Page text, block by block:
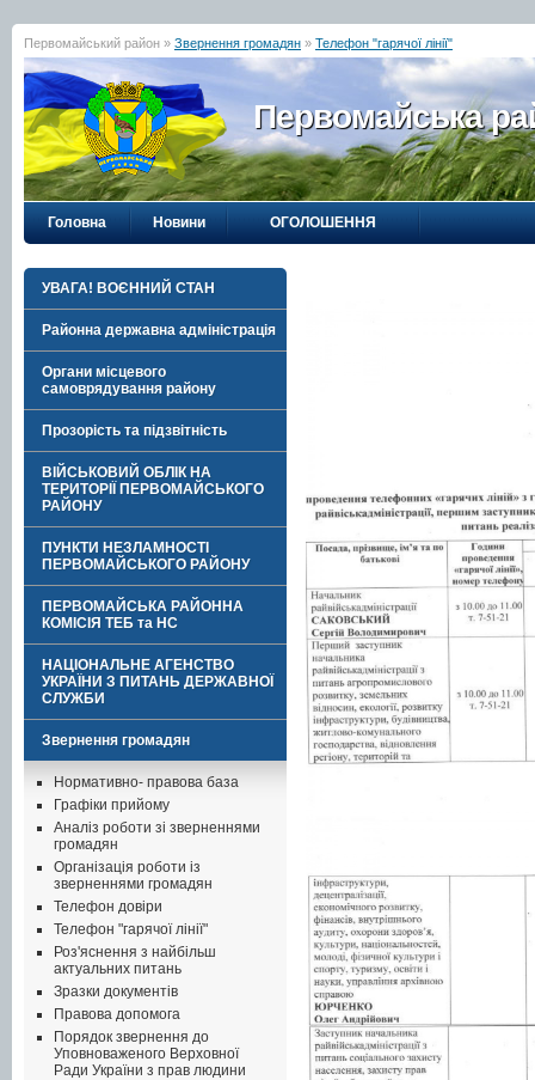
Первомайський район » Звернення громадян » Телефон "гарячої лінії"
Первомайська
Головна Новини ОГОЛОШЕННЯ
УВАГА! ВОЄННИЙ СТАН
Районна державна адміністрація
Органи місцевого
самоврядування району
Прозорість та підзвітність
ВІЙСЬКОВИЙ ОБЛІК НА
ТЕРИТОРІЇ ПЕРВОМАЙСЬКОГО
РАЙОНУ
ПУНКТИ НЕЗЛАМНОСТІ
ПЕРВОМАЙСЬКОГО РАЙОНУ
ПЕРВОМАЙСЬКА РАЙОННА
КОМІСІЯ ТЕБ та НС
НАЦІОНАЛЬНЕ АГЕНСТВО
УКРАЇНИ З ПИТАНЬ ДЕРЖАВНОЇ
СЛУЖБИ
Звернення громадян
Нормативно- правова база
Графіки прийому
Аналіз роботи зі зверненнями
громадян
Організація роботи із
зверненнями громадян
Телефон довіри
Телефон "гарячої лінії"
Роз'яснення з найбільш
актуальних питань
Зразки документів
Правова допомога
Порядок звернення до
Уповноваженого Верховної
Ради України з прав людини